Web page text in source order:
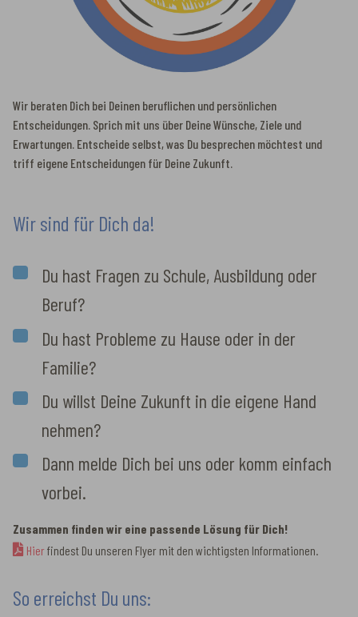
Wir beraten Dich bei Deinen beruflichen und persönlichen
Entscheidungen. Sprich mit uns über Deine Wünsche, Ziele und
Erwartungen. Entscheide selbst, was Du besprechen möchtest und
triff eigene Entscheidungen für Deine Zukunft.
Wir sind für Dich da!
Du hast Fragen zu Schule, Ausbildung oder
Beruf?
Du hast Probleme zu Hause oder in der
Familie?
Du willst Deine Zukunft in die eigene Hand
nehmen?
Dann melde Dich bei uns oder komm einfach
vorbei.
Zusammen finden wir eine passende Lösung für Dich!
Hier findest Du unseren Flyer mit den wichtigsten Informationen.
So erreichst Du uns: